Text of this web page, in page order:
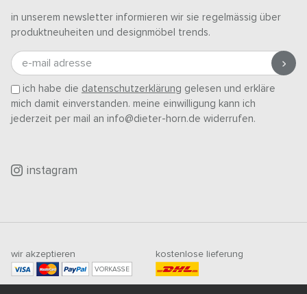
in unserem newsletter informieren wir sie regelmässig über
produktneuheiten und designmöbel trends.
e-mail adresse
ich habe die datenschutzerklärung gelesen und erkläre
mich damit einverstanden. meine einwilligung kann ich
jederzeit per mail an info@dieter-horn.de widerrufen.
instagram
wir akzeptieren
VORKASSE
kostenlose lieferung